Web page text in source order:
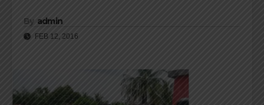
By admin
FEB 12, 2016